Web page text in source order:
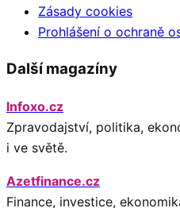
Zásady cookies
Prohlášení o ochraně
Další magazíny
Infoxo.cz
Zpravodajství, politika,
i ve světě.
Azetfinance.cz
Finance, investice,